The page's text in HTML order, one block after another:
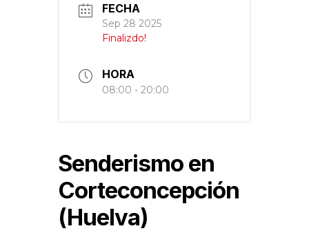
FECHA
Sep 28 2025
Finalizdo!
HORA
08:00 - 20:00
Senderismo en
Corteconcepción
(Huelva)